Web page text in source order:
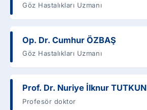
Göz Hastalıkları Uzmanı
Op. Dr. Cumhur ÖZBAŞ
Göz Hastalıkları Uzmanı
Prof. Dr. Nuriye İlknur TUTKUN
Profesör doktor